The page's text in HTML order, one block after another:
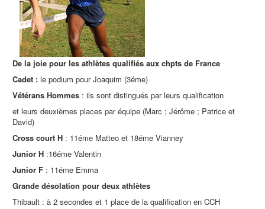
De la joie pour les athlètes qualifiés aux chpts de France
Cadet : le podium pour Joaquim (3éme)
Vétérans Hommes : ils sont distingués par leurs qualification
et leurs deuxièmes places par équipe (Marc ; Jérôme ; Patrice et
David)
Cross court H : 11éme Matteo et 18éme Vianney
Junior H :16éme Valentin
Junior F : 11éme Emma
Grande désolation pour deux athlètes
Thibault : à 2 secondes et 1 place de la qualification en CCH